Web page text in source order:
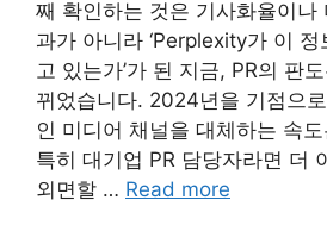
째 확인하는 것은 기사화율이나
과가 아니라 ‘Perplexity가 이
고 있는가’가 된 지금, PR의 판
뀌었습니다. 2024년을 기점으
인 미디어 채널을 대체하는 속
특히 대기업 PR 담당자라면 더
외면할 … Read more